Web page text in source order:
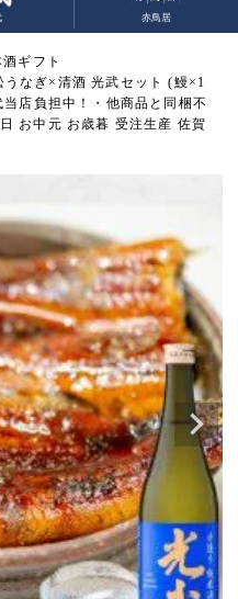
赤鳥居
酒ギフト
なぎ×清酒 光武セット (鰻×1
店負担中！・他商品と同梱不
お中元 お歳暮 受注生産 佐賀